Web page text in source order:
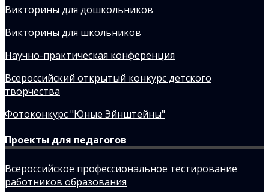
Викторины для дошкольников
Викторины для школьников
Научно-практическая конференция
Всероссийский открытый конкурс детского
творчества
Фотоконкурс "Юные Эйнштейны"
Проекты для педагогов
Всероссийское профессиональное тестирование
работников образования